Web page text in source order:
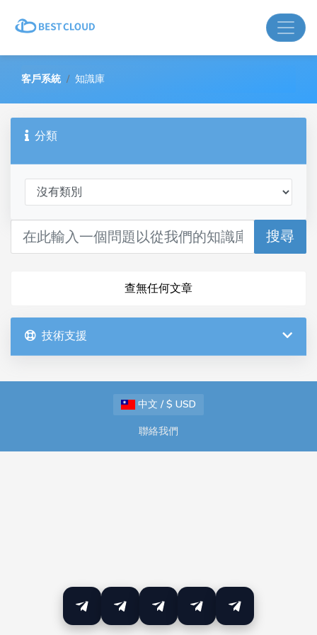
客戶系統 知識庫
分類
搜尋
查無任何文章
技術支援
中文 / $ USD
聯絡我們